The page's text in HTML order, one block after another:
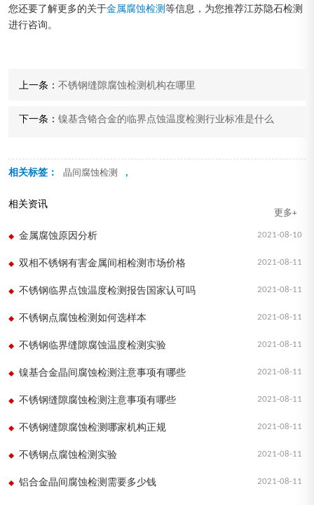
您还要了解更多的关于金属腐蚀检测等信息，为您推荐江苏隐石检测
进行咨询。
上一条： 不锈钢缝隙腐蚀检测机构在哪里
下一条： 镍基含铬合金的临界点蚀温度检测行业标准是什么
相关标签： 晶间腐蚀检测 ,
相关资讯
更多+
2021-08-10
金属腐蚀原因分析
2021-08-11
双相不锈钢有害金属间相检测市场价格
2021-08-11
不锈钢临界点蚀温度检测报告国家认可吗
2021-08-11
不锈钢点腐蚀检测如何选样本
2021-08-11
不锈钢临界缝隙腐蚀温度检测实验
2021-08-11
镍基合金晶间腐蚀检测注意事项有哪些
2021-08-11
不锈钢缝隙腐蚀检测注意事项有哪些
2021-08-11
不锈钢缝隙腐蚀检测哪家机构正规
2021-08-11
不锈钢点腐蚀检测实验
2021-08-11
铝合金晶间腐蚀检测需要多少钱